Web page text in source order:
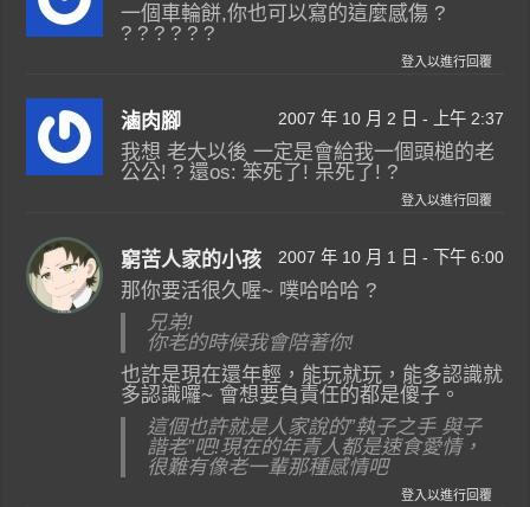
一個車輪餅,你也可以寫的這麼感傷 ?
? ? ? ? ? ?
登入以進行回覆
滷肉腳 2007 年 10 月 2 日 - 上午 2:37
我想 老大以後 一定是會給我一個頭槌的老
公公! ? 還os: 笨死了! 呆死了! ?
登入以進行回覆
窮苦人家的小孩 2007 年 10 月 1 日 - 下午 6:00
那你要活很久喔~ 噗哈哈哈 ?
兄弟!
你老的時候我會陪著你!
也許是現在還年輕，能玩就玩，能多認識就
多認識囉~ 會想要負責任的都是傻子。
這個也許就是人家說的”執子之手 與子
諧老”吧!現在的年青人都是速食愛情，
很難有像老一輩那種感情吧
登入以進行回覆